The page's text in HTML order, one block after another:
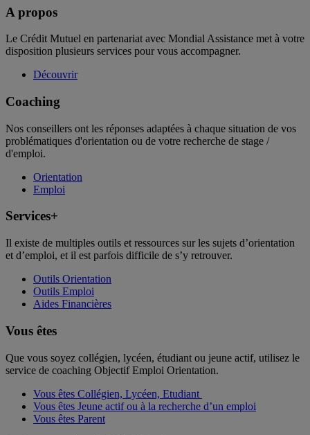
A propos
Le Crédit Mutuel en partenariat avec Mondial Assistance met à votre
disposition plusieurs services pour vous accompagner.
Découvrir
Coaching
Nos conseillers ont les réponses adaptées à chaque situation de vos
problématiques d'orientation ou de votre recherche de stage /
d'emploi.
Orientation
Emploi
Services+
Il existe de multiples outils et ressources sur les sujets d’orientation
et d’emploi, et il est parfois difficile de s’y retrouver.
Outils Orientation
Outils Emploi
Aides Financières
Vous êtes
Que vous soyez collégien, lycéen, étudiant ou jeune actif, utilisez le
service de coaching Objectif Emploi Orientation.
Vous êtes Collégien, Lycéen, Etudiant
Vous êtes Jeune actif ou à la recherche d’un emploi
Vous êtes Parent